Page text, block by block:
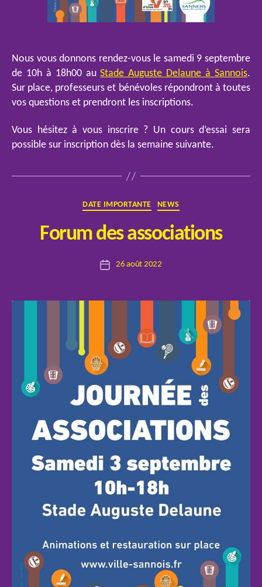
Nous vous donnons rendez-vous le samedi 9 septembre
de 10h à 18h00 auStade Auguste Delaune à Sannois.
Sur place, professeurs et bénévoles répondront à toutes
vos questions et prendront les inscriptions.
Vous hésitez à vous inscrire ? Un cours d’essai sera
possible sur inscription dès la semaine suivante.
Catégories
DATE IMPORTANTE NEWS
Forum des associations
a
E
Date26 août 2022